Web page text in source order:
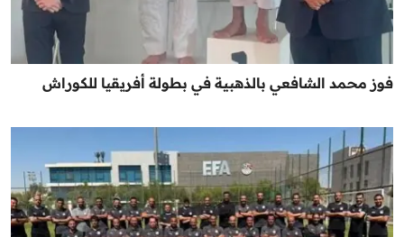
فوز محمد الشافعي بالذهبية في بطولة أفريقيا للكوراش